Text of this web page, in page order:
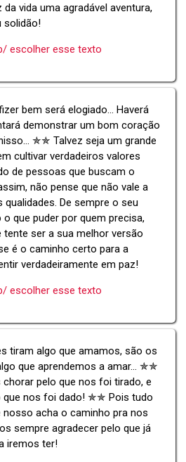
vida uma agradável aventura,
solidão!
escolher esse texto
bem será elogiado... Haverá
demonstrar um bom coração
✯✯ Talvez seja um grande
cultivar verdadeiros valores
de pessoas que buscam o
não pense que não vale a
qualidades. De sempre o seu
que puder por quem precisa,
ser a sua melhor versão
é o caminho certo para a
verdadeiramente em paz!
escolher esse texto
tiram algo que amamos, são os
que aprendemos a amar... ✯✯
pelo que nos foi tirado, e
que nos foi dado! ✯✯ Pois tudo
nosso acha o caminho pra nos
sempre agradecer pelo que já
iremos ter!